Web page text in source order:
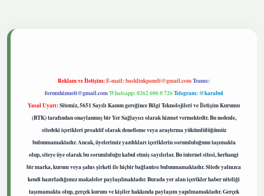
Reklam ve İletişim:E-mail:backlinkpaneli@gmail.comTeams:
forumhizmeti@gmail.comWhatsapp: 0262 606 0 726Telegram: @karabul
Yasal Uyarı:Sitemiz, 5651 Sayılı Kanun gereğince Bilgi Teknolojileri ve İletişim Kurumu
(BTK) tarafından onaylanmış bir Yer Sağlayıcı olarak hizmet vermektedir. Bu nedenle,
sitedeki içerikleri proaktif olarak denetleme veya araştırma yükümlülüğümüz
bulunmamaktadır. Ancak, üyelerimiz yazdıkları içeriklerin sorumluluğunu taşımakta
olup, siteye üye olarak bu sorumluluğu kabul etmiş sayılırlar. Bu internet sitesi, herhangi
bir marka, kurum veya şahıs şirketi ile hiçbir bağlantısı bulunmamaktadır. Sitede yalnızca
kendi hazırladığımız makaleler paylaşılmaktadır. Burada yer alan içerikler haber niteliği
taşımamakta olup, gerçek kurum ve kişiler hakkında paylaşım yapılmamaktadır. Gerçek